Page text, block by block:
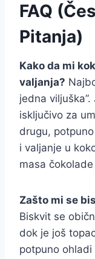
FAQ
Pitanja)
Kako da mi
valjanja?
jedna
isključivo za
drugu,
i valjanje u
masa
Zašto mi se
Biskvit se
dok je još
potpuno